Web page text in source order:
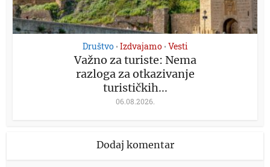
Društvo • Izdvajamo • Vesti
Važno za turiste: Nema
razloga za otkazivanje
turističkih...
06.08.2026.
Dodaj komentar